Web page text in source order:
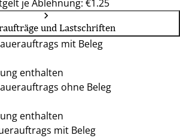
je Ablehnung: €1.25
und Lastschriften
mit Beleg
enthalten
ohne Beleg
enthalten
mit Beleg